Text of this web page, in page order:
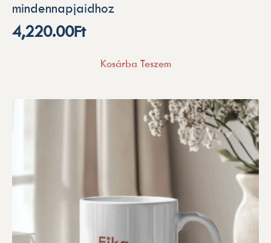
mindennapjaidhoz
4,220.00Ft
Kosárba Teszem